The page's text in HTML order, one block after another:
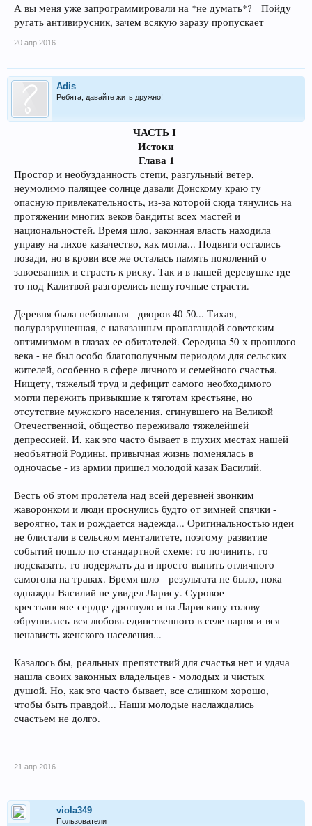
А вы меня уже запрограммировали на *не думать*? Пойду
ругать антивирусник, зачем всякую заразу пропускает
20 апр 2016
Adis
Ребята, давайте жить дружно!
ЧАСТЬ I
Истоки
Глава 1
Простор и необузданность степи, разгульный ветер,
неумолимо палящее солнце давали Донскому краю ту
опасную привлекательность, из-за которой сюда тянулись на
протяжении многих веков бандиты всех мастей и
национальностей. Время шло, законная власть находила
управу на лихое казачество, как могла... Подвиги остались
позади, но в крови все же осталась память поколений о
завоеваниях и страсть к риску. Так и в нашей деревушке где-
то под Калитвой разгорелись нешуточные страсти.
Деревня была небольшая - дворов 40-50... Тихая,
полуразрушенная, с навязанным пропагандой советским
оптимизмом в глазах ее обитателей. Середина 50-х прошлого
века - не был особо благополучным периодом для сельских
жителей, особенно в сфере личного и семейного счастья.
Нищету, тяжелый труд и дефицит самого необходимого
могли пережить привыкшие к тяготам крестьяне, но
отсутствие мужского населения, сгинувшего на Великой
Отечественной, общество переживало тяжелейшей
депрессией. И, как это часто бывает в глухих местах нашей
необъятной Родины, привычная жизнь поменялась в
одночасье - из армии пришел молодой казак Василий.
Весть об этом пролетела над всей деревней звонким
жаворонком и люди проснулись будто от зимней спячки -
вероятно, так и рождается надежда... Оригинальностью идеи
не блистали в сельском менталитете, поэтому развитие
событий пошло по стандартной схеме: то починить, то
подсказать, то подержать да и просто выпить отличного
самогона на травах. Время шло - результата не было, пока
однажды Василий не увидел Ларису. Суровое
крестьянское сердце дрогнуло и на Ларискину голову
обрушилась вся любовь единственного в селе парня и вся
ненависть женского населения...
Казалось бы, реальных препятствий для счастья нет и удача
нашла своих законных владельцев - молодых и чистых
душой. Но, как это часто бывает, все слишком хорошо,
чтобы быть правдой... Наши молодые наслаждались
счастьем не долго.
21 апр 2016
viola349
Пользователи